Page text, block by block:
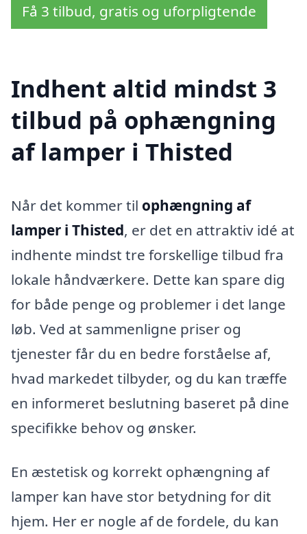
Få 3 tilbud, gratis og uforpligtende
Indhent altid mindst 3
tilbud på ophængning
af lamper i Thisted
Når det kommer til ophængning af
lamper i Thisted, er det en attraktiv idé at
indhente mindst tre forskellige tilbud fra
lokale håndværkere. Dette kan spare dig
for både penge og problemer i det lange
løb. Ved at sammenligne priser og
tjenester får du en bedre forståelse af,
hvad markedet tilbyder, og du kan træffe
en informeret beslutning baseret på dine
specifikke behov og ønsker.
En æstetisk og korrekt ophængning af
lamper kan have stor betydning for dit
hjem. Her er nogle af de fordele, du kan